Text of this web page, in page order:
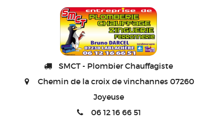
SMCT - Plombier Chauffagiste
Chemin de la croix de vinchannes 07260
Joyeuse
06 12 16 66 51